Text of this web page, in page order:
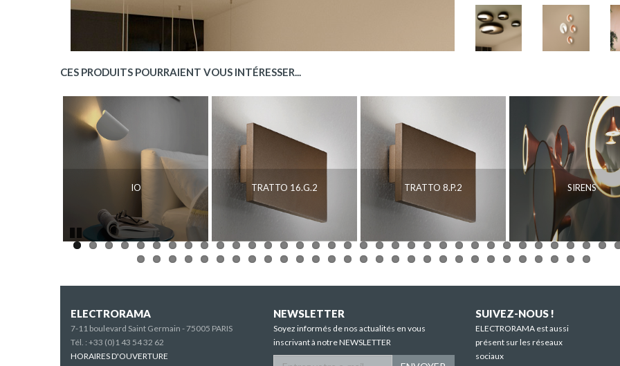
CES PRODUITS POURRAIENT VOUS INTÉRESSER...
IO TRATTO 16.G.2 TRATTO 8.P.2 SIRENS
Pause
ELECTRORAMA
7-11 boulevard Saint Germain - 75005 PARIS
Tél. : +33 (0)1 43 54 32 62
HORAIRES D'OUVERTURE
NEWSLETTER
Soyez informés de nos actualités en vous
inscrivant à notre NEWSLETTER
SUIVEZ-NOUS !
ELECTRORAMA est aussi
présent sur les réseaux
sociaux